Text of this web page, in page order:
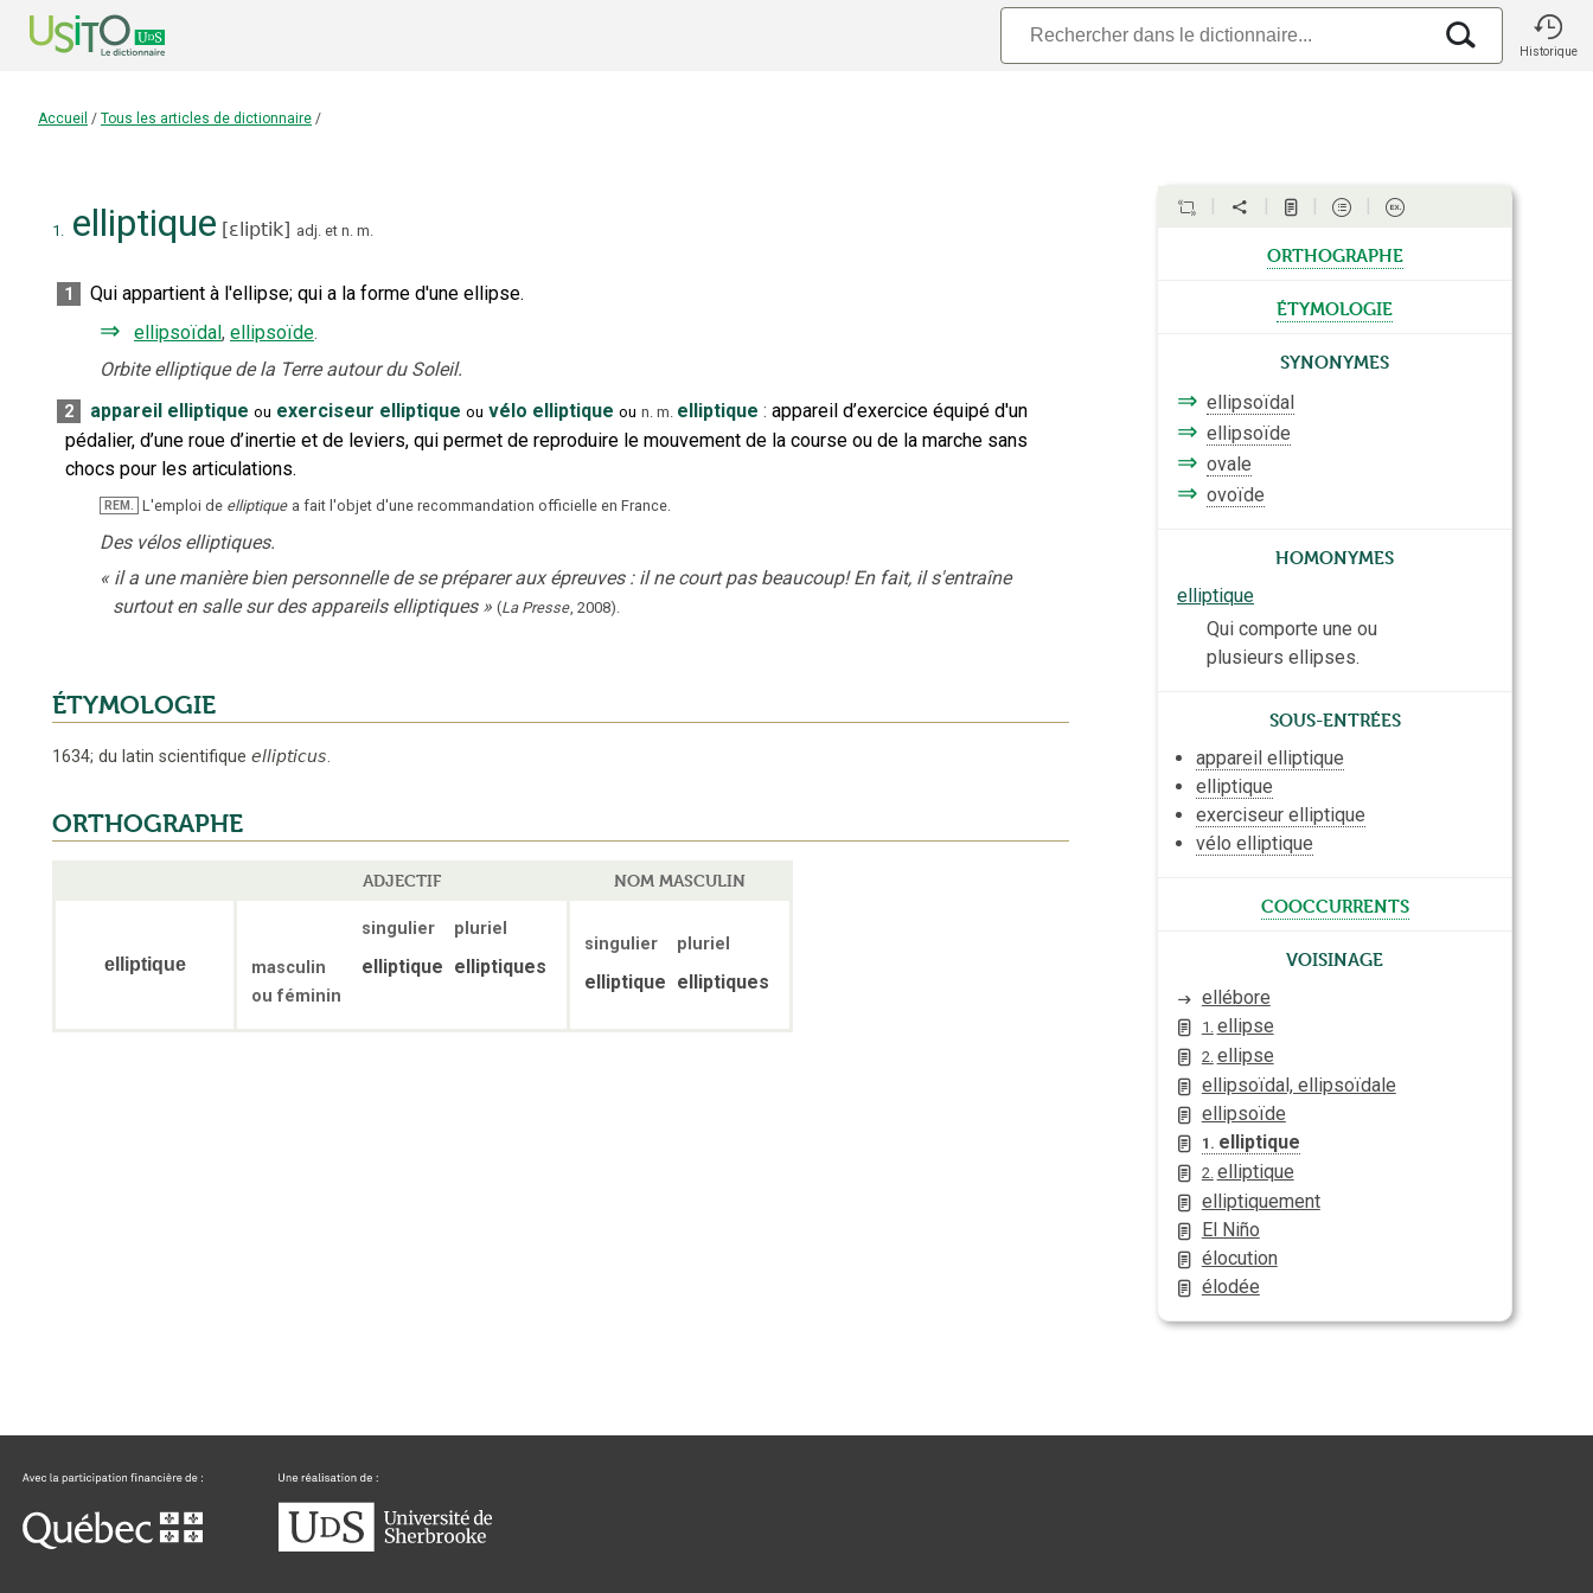
Historique
Accueil / Tous les articles de dictionnaire /
1. elliptique [ɛliptik] adj. et n. m.
1 Qui appartient à l'ellipse; qui a la forme d'une ellipse.
⇒ ellipsoïdal , ellipsoïde.
Orbite elliptique de la Terre autour du Soleil.
2 appareil elliptique ou exerciseur elliptique ou vélo elliptique ou n. m. elliptique : appareil d’exercice équipé d'un
pédalier, d’une roue d’inertie et de leviers, qui permet de reproduire le mouvement de la course ou de la marche sans
chocs pour les articulations.
REM. L'emploi de elliptique a fait l'objet d'une recommandation officielle en France.
Des vélos elliptiques.
« il a une manière bien personnelle de se préparer aux épreuves : il ne court pas beaucoup! En fait, il s'entraîne
surtout en salle sur des appareils elliptiques » (La Presse 2008).
ÉTYMOLOGIE
1634; du latin scientifique ellipticus.
ORTHOGRAPHE
ADJECTIF NOM MASCULIN
elliptique
singulier
pluriel
masculin
ou féminin
elliptique elliptiques
singulier pluriel
elliptique elliptiques
orthographe
étymologie
Synonymes
⇒ ellipsoïdal
⇒ ellipsoïde
⇒ ovale
⇒ ovoïde
Homonymes
elliptique
Qui comporte une ou
plusieurs ellipses.
Sous-entrées
appareil elliptique
elliptique
exerciseur elliptique
vélo elliptique
cooccurrents
Voisinage
ellébore
1. ellipse
2. ellipse
ellipsoïdal, ellipsoïdale
ellipsoïde
1. elliptique
2. elliptique
elliptiquement
El Niño
élocution
élodée